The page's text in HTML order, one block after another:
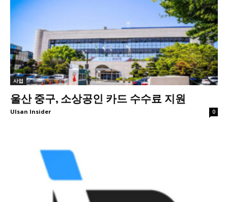
사업
울산 중구, 소상공인 카드 수수료 지원
Ulsan Insider 0